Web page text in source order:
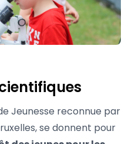
Jeunesse reconnue par
se donnent pour